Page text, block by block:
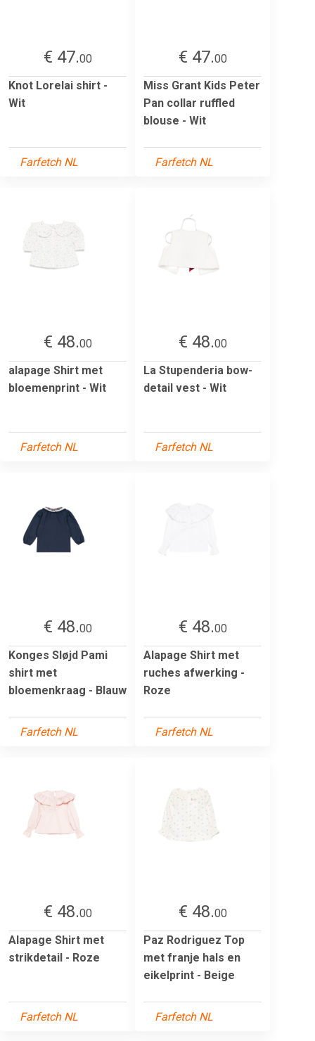
€ 47.00
Knot Lorelai shirt -
Wit
Farfetch NL
€ 47.00
Miss Grant Kids Peter
Pan collar ruffled
blouse - Wit
Farfetch NL
€ 48.00
alapage Shirt met
bloemenprint - Wit
Farfetch NL
€ 48.00
La Stupenderia bow-
detail vest - Wit
Farfetch NL
€ 48.00
Konges Sløjd Pami
shirt met
bloemenkraag - Blauw
Farfetch NL
€ 48.00
Alapage Shirt met
ruches afwerking -
Roze
Farfetch NL
€ 48.00
Alapage Shirt met
strikdetail - Roze
Farfetch NL
€ 48.00
Paz Rodriguez Top
met franje hals en
eikelprint - Beige
Farfetch NL